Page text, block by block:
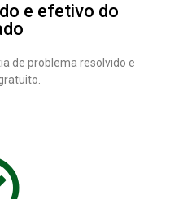
e efetivo do
de problema resolvido e